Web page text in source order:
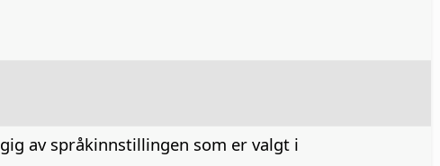
av språkinnstillingen som er valgt i